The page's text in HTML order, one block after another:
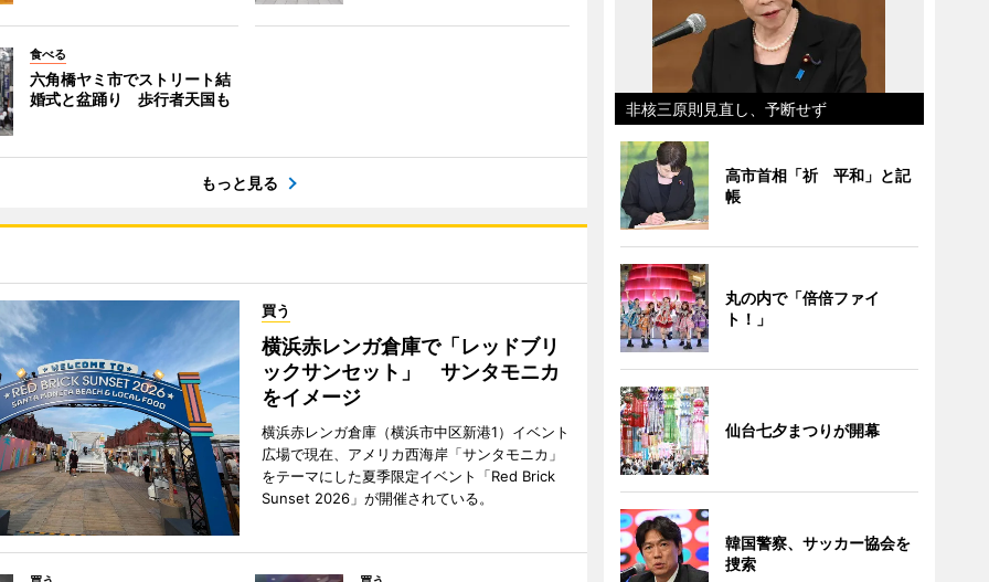
食べる
六角橋ヤミ市でストリート結
婚式と盆踊り 歩行者天国も
もっと見る
買う
横浜赤レンガ倉庫で「レッドブリ
ックサンセット」 サンタモニカ
をイメージ
横浜赤レンガ倉庫（横浜市中区新港1）イベント
広場で現在、アメリカ西海岸「サンタモニカ」
をテーマにした夏季限定イベント「Red Brick
Sunset 2026」が開催されている。
非核三原則見直し、予断せず
高市首相「祈 平和」と記
帳
丸の内で「倍倍ファイ
ト！」
仙台七夕まつりが開幕
韓国警察、サッカー協会を
捜索